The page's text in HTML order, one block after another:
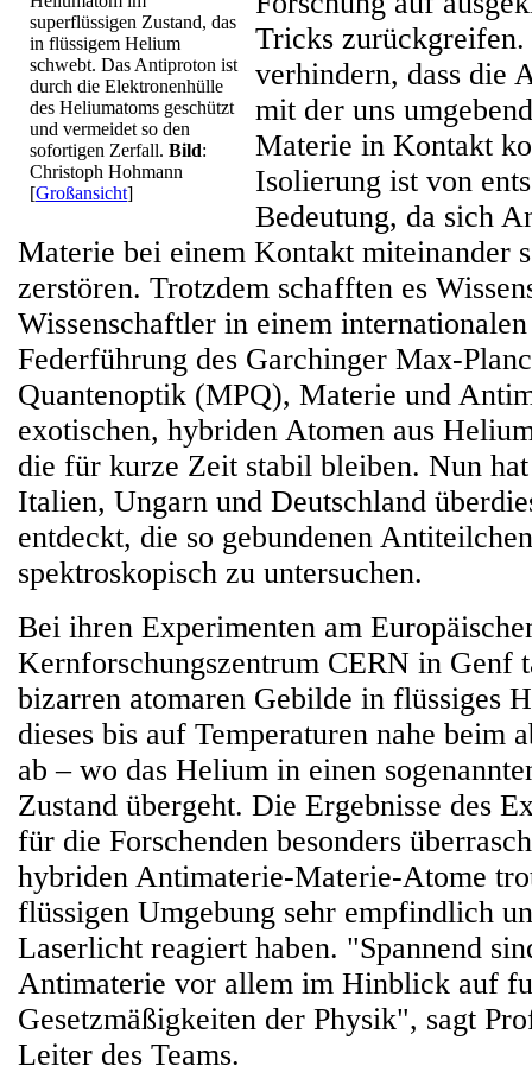
superflüssigen Zustand, das
in flüssigem Helium
schwebt. Das Antiproton ist
durch die Elektronenhülle
des Heliumatoms geschützt
und vermeidet so den
sofortigen Zerfall. Bild:
Christoph Hohmann
[Großansicht]
Tricks zurückgreifen.
verhindern, dass die
mit der uns
Materie in Kontakt
Isolierung ist von
Bedeutung, da sich
Materie bei einem Kontakt miteinander
zerstören. Trotzdem schafften es
Wissenschaftler in einem
Federführung des Garchinger Max-
Quantenoptik (MPQ), Materie und
exotischen, hybriden Atomen aus
die für kurze Zeit stabil bleiben. Nun hat
Italien, Ungarn und Deutschland
entdeckt, die so gebundenen
spektroskopisch zu untersuchen.
Bei ihren Experimenten am
Kernforschungszentrum CERN in Genf
bizarren atomaren Gebilde in flüssiges
dieses bis auf Temperaturen nahe beim
ab – wo das Helium in einen
Zustand übergeht. Die Ergebnisse des
für die Forschenden besonders
hybriden Antimaterie-Materie-Atome
flüssigen Umgebung sehr empfindlich
Laserlicht reagiert haben. "Spannend
Antimaterie vor allem im Hinblick auf
Gesetzmäßigkeiten der Physik", sagt
Leiter des Teams.